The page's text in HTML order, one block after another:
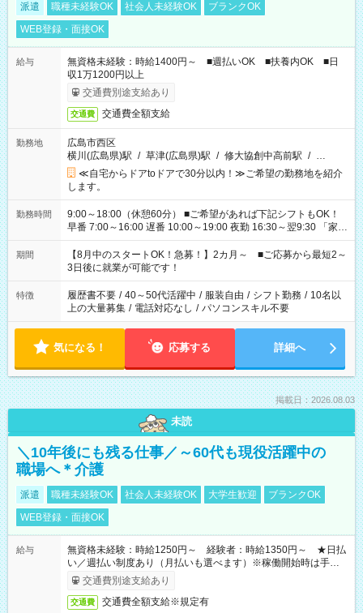
派遣 職種未経験OK 社会人未経験OK
ブランクOK
WEB登録・面接OK
給与
無資格未経験：時給1400円～ ■週払いOK ■扶養内OK ■日
収1万1200円以上
交通費別途支給あり
交通費 交通費全額支給
勤務地
広島市西区
横川(広島県)駅 / 草津(広島県)駅 / 修大協創中高前駅 / …
≪自宅からドアtoドアで30分以内！≫ご希望の勤務地を紹介
します。
勤務時間
9:00～18:00（休憩60分） ■ご希望があれば下記シフトもOK！
早番 7:00～16:00 遅番 10:00～19:00 夜勤 16:30～翌9:30 「家族
と休みを合わせたい」 「余裕を持って夕飯の準備がしたい」
「できれば残業はしたくない」 など、ご希望を教えてください
ね。 ※Wワーク希望の方へ 今ご覧のお仕事で希望する勤務時間
と、もう1つのお仕事の勤務時間。 合計で週40時間を超える場
合は応募できません。
期間
【8月中のスタートOK！急募！】2カ月～ ■ご応募から最短2～
3日後に就業が可能です！
特徴 履歴書不要 / 40～50代活躍中 / 服装自由 / シフト勤務 / 10名以
上の大量募集 / 電話対応なし / パソコンスキル不要
気になる！ 応募する 詳細へ
掲載日：2026.08.03
未読
＼10年後にも残る仕事／～60代も現役活躍中の
職場へ＊介護
派遣 職種未経験OK 社会人未経験OK 大学生歓迎
ブランクOK
WEB登録・面接OK
給与
無資格未経験：時給1250円～ 経験者：時給1350円～ ★日払
い／週払い制度あり（月払いも選べます）※稼働開始時は手続き
完了次第のお支払いとなります。
交通費別途支給あり
交通費 交通費全額支給※規定有